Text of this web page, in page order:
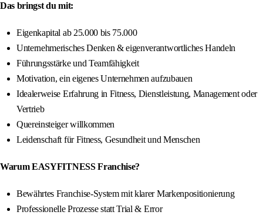
Das bringst du mit:
Eigenkapital ab 25.000 bis 75.000
Unternehmerisches Denken & eigenverantwortliches Handeln
Führungsstärke und Teamfähigkeit
Motivation, ein eigenes Unternehmen aufzubauen
Idealerweise Erfahrung in Fitness, Dienstleistung, Management oder
Vertrieb
Quereinsteiger willkommen
Leidenschaft für Fitness, Gesundheit und Menschen
Warum EASYFITNESS Franchise?
Bewährtes Franchise-System mit klarer Markenpositionierung
Professionelle Prozesse statt Trial & Error